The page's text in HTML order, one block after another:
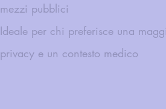
mezzi pubblici
Ideale per chi preferisce una
privacy e un contesto medico